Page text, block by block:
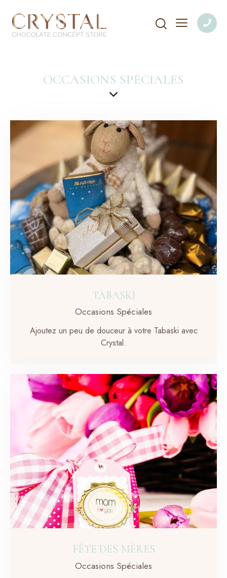
OCCASIONS SPÉCIALES
TABASKI
Occasions Spéciales
Ajoutez un peu de douceur à votre Tabaski avec
Crystal.
FÊTE DES MÈRES
Occasions Spéciales